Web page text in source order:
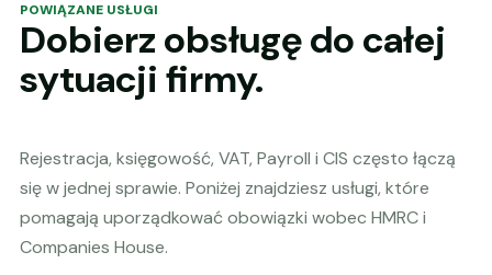
POWIĄZANE USŁUGI
Dobierz obsługę do całej
sytuacji firmy.
Rejestracja, księgowość, VAT, Payroll i CIS często łączą
się w jednej sprawie. Poniżej znajdziesz usługi, które
pomagają uporządkować obowiązki wobec HMRC i
Companies House.